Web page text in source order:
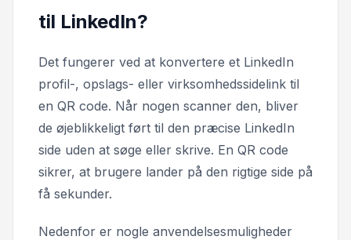
til LinkedIn?
Det fungerer ved at konvertere et LinkedIn
profil-, opslags- eller virksomhedssidelink til
en QR code. Når nogen scanner den, bliver
de øjeblikkeligt ført til den præcise LinkedIn
side uden at søge eller skrive. En QR code
sikrer, at brugere lander på den rigtige side på
få sekunder.
Nedenfor er nogle anvendelsesmuligheder